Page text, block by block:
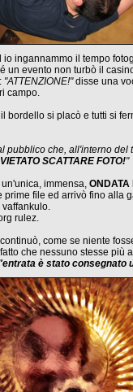
io ingannammo il tempo
un evento non turbò il
"ATTENZIONE!"disse una
campo.
bordello si placò e tutti si
pubblico che, all'interno del
VIETATO SCATTARE FOTO!"
immensa, ONDATA
prime file ed arrivò fino alla
rulez.
come se niente
che nessuno stesse più
è stato consegnato